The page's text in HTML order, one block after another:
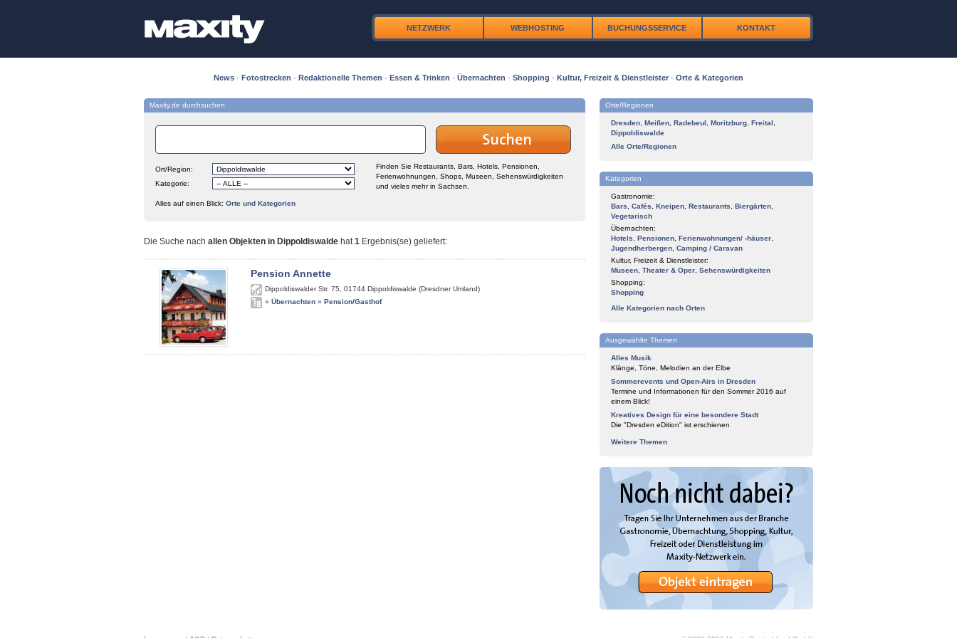
NETZWERK WEBHOSTING BUCHUNGSSERVICE KONTAKT
News · Fotostrecken · Redaktionelle Themen · Essen & Trinken · Übernachten · Shopping · Kultur, Freizeit & Dienstleister · Orte & Kategorien
Maxity.de durchsuchen
Ort/Region:
Kategorie:
Finden Sie Restaurants, Bars, Hotels, Pensionen,
Ferienwohnungen, Shops, Museen, Sehenswürdigkeiten
und vieles mehr in Sachsen.
Alles auf einen Blick: Orte und Kategorien
Die Suche nach allen Objekten in Dippoldiswalde hat1 Ergebnis(se) geliefert:
Pension Annette
Dippoldiswalder Str. 75 01744 Dippoldiswalde (Dresdner Umland)
» Übernachten » Pension/Gasthof
Orte/Regionen
Dresden Meißen Radebeul Moritzburg Freital
Dippoldiswalde
Alle Orte/Regionen
Kategorien
Gastronomie:
Bars
Cafés Kneipen Restaurants Biergärten
Vegetarisch
Übernachten:
Hotels
Pensionen Ferienwohnungen/ -häuser
Jugendherbergen Camping / Caravan
Kultur, Freizeit & Dienstleister:
Museen Theater & Oper Sehenswürdigkeiten
Shopping:
Shopping
Alle Kategorien nach Orten
Ausgewählte Themen
Alles Musik
Klänge, Töne, Melodien an der Elbe
Sommerevents und Open-Airs in Dresden
Termine und Informationen für den Sommer 2016 auf
einem Blick!
Kreatives Design für eine besondere Stadt
Die "Dresden eDition" ist erschienen
Weitere Themen